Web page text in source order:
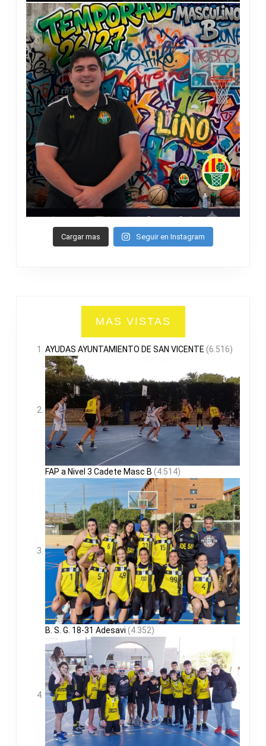
Cargar mas Seguir en Instagram
MAS VISTAS
AYUDAS AYUNTAMIENTO DE SAN VICENTE (6.516)
FAP a Nivel 3 Cadete Masc B (4.514)
B. S. G. 18-31 Adesavi (4.352)